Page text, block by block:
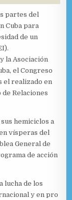
partes del
Cuba para
de un
la Asociación
el Congreso
el realizado en
Relaciones
hemiciclos a
vísperas del
General de
de acción
lucha de los
y en pro